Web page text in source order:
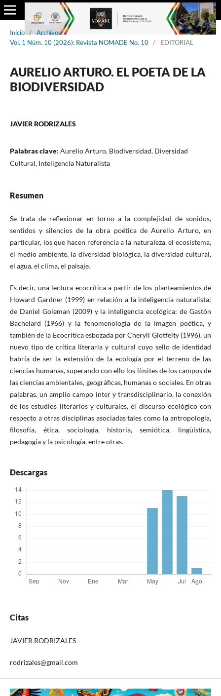
Inicio / Archivos /
Vol. 1 Núm. 10 (2026): Revista NOMADE No. 10 / EDITORIAL
AURELIO ARTURO. EL POETA DE LA
BIODIVERSIDAD
JAVIER RODRIZALES
Palabras clave: Aurelio Arturo, Biodiversidad, Diversidad
Cultural, Inteligencia Naturalista
Resumen
Se trata de reflexionar en torno a la complejidad de sonidos,
sentidos y silencios de la obra poética de Aurelio Arturo, en
particular, los que hacen referencia a la naturaleza, el ecosistema,
el medio ambiente, la diversidad biológica, la diversidad cultural,
el agua, el clima, el paisaje.
Es decir, una lectura ecocrítica a partir de los planteamientos de
Howard Gardner (1999) en relación a la inteligencia naturalista;
de Daniel Goleman (2009) y la inteligencia ecológica; de Gastón
Bachelard (1966) y la fenomenología de la imagen poética, y
también de la Ecocrítica esbozada por Cheryll Glotfelty (1996), un
nuevo tipo de crítica literaria y cultural cuyo sello de identidad
habría de ser la extensión de la ecología por el terreno de las
ciencias humanas, superando con ello los límites de los campos de
las ciencias ambientales, geográficas, humanas o sociales. En otras
palabras, un amplio campo inter y transdisciplinario, la conexión
de los estudios literarios y culturales, el discurso ecológico con
respecto a otras disciplinas asociadas tales como la antropología,
filosofía, ética, sociología, historia, semiótica, lingüística,
pedagogía y la psicología, entre otras.
Descargas
Citas
JAVIER RODRIZALES
rodrizales@gmail.com